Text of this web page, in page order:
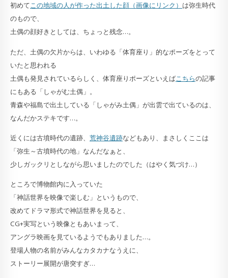
初めてこの地域の人が作った出土した顔（画像にリンク） は弥生時代
のもので、
土偶の顔好きとしては、ちょっと残念…。
ただ、土偶の欠片からは、いわゆる「体育座り」的なポーズをとって
いたと思われる
土偶も発見されているらしく、体育座りポーズといえばこちらの記事
にもある「しゃがむ土偶」。
青森や福島で出土している「しゃがみ土偶」が出雲で出ているのは、
なんだかステキです…。
近くには古墳時代の遺跡、 荒神谷遺跡などもあり、まさしくここは
「弥生～古墳時代の地」なんだなぁと、
少しガックリとしながら思いましたのでした（はやく気づけ…）
ところで博物館内に入っていた
「神話世界を映像で楽しむ」というもので、
改めてドラマ形式で神話世界を見ると、
CG+実写という映像ともあいまって、
アングラ映画を見ているようでもありました…。
登場人物の名前がみんなカタカナなうえに、
ストーリー展開が唐突すぎ…